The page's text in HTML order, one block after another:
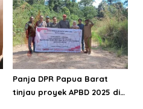
Panja DPR Papua Barat
tinjau proyek APBD 2025 di